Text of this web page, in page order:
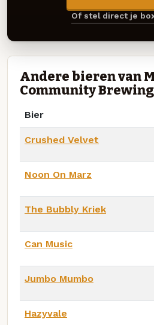
Of stel direct je
Andere bieren van
Community Brewing
Bier
Crushed Velvet
Noon On Marz
The Bubbly Kriek
Can Music
Jumbo Mumbo
Hazyvale